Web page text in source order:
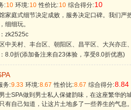
:10 环境:10 性价比:10 综合得分:10
家庭式细节决定成败，服务决定口碑。我们严
细细玩。
zk2525c
中关村、丰台区、朝阳区、昌平区、大兴亦庄
8.0折(添加备注来自23体验，享受8.0折优惠)
务:9.33 环境:8.67 性价比:8.67 综合得分:8.84
士SPA做到男士私人保健韵味，在这座繁华的
有自己知道，让这片土地多了一些养生的气息